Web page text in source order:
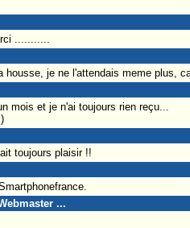
...........
housse, je ne l'attendais meme plus,
mois et je n'ai toujours rien reçu...
toujours plaisir !!
...